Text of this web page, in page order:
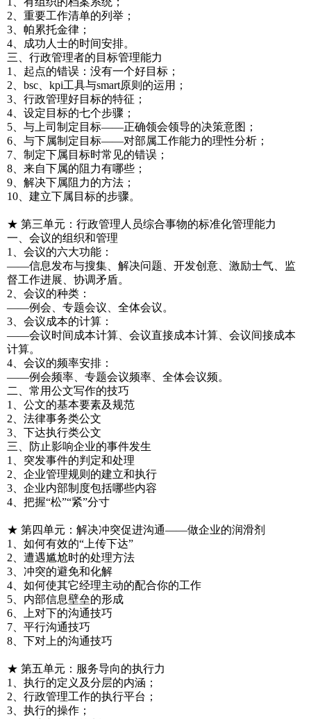
2、重要工作清单的列举；
3、帕累托金律；
4、成功人士的时间安排。
三、行政管理者的目标管理能力
1、起点的错误：没有一个好目标；
2、bsc、kpi工具与smart原则的运用；
3、行政管理好目标的特征；
4、设定目标的七个步骤；
5、与上司制定目标——正确领会领导的决策意图；
6、与下属制定目标——对部属工作能力的理性分析；
7、制定下属目标时常见的错误；
8、来自下属的阻力有哪些；
9、解决下属阻力的方法；
10、建立下属目标的步骤。
★ 第三单元：行政管理人员综合事物的标准化管理能力
一、会议的组织和管理
1、会议的六大功能：
——信息发布与搜集、解决问题、开发创意、激励士气、监
督工作进展、协调矛盾。
2、会议的种类：
——例会、专题会议、全体会议。
3、会议成本的计算：
——会议时间成本计算、会议直接成本计算、会议间接成本
计算。
4、会议的频率安排：
——例会频率、专题会议频率、全体会议频。
二、常用公文写作的技巧
1、公文的基本要素及规范
2、法律事务类公文
3、下达执行类公文
三、防止影响企业的事件发生
1、突发事件的判定和处理
2、企业管理规则的建立和执行
3、企业内部制度包括哪些内容
4、把握“松”“紧”分寸
★ 第四单元：解决冲突促进沟通——做企业的润滑剂
1、如何有效的“上传下达”
2、遭遇尴尬时的处理方法
3、冲突的避免和化解
4、如何使其它经理主动的配合你的工作
5、内部信息壁垒的形成
6、上对下的沟通技巧
7、平行沟通技巧
8、下对上的沟通技巧
★ 第五单元：服务导向的执行力
1、执行的定义及分层的内涵；
2、行政管理工作的执行平台；
3、执行的操作；